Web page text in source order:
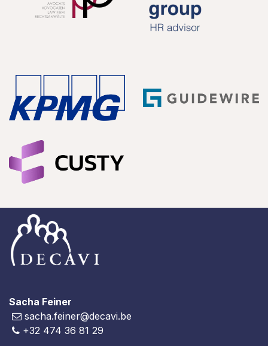
Sacha Feiner
sacha.feiner@decavi.be
+32 474 36 81 29